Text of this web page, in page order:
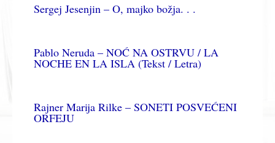
Sergej Jesenjin – O, majko božja. . .
Pablo Neruda – NOĆ NA OSTRVU / LA
NOCHE EN LA ISLA (Tekst / Letra)
Rajner Marija Rilke – SONETI POSVEĆENI
ORFEJU